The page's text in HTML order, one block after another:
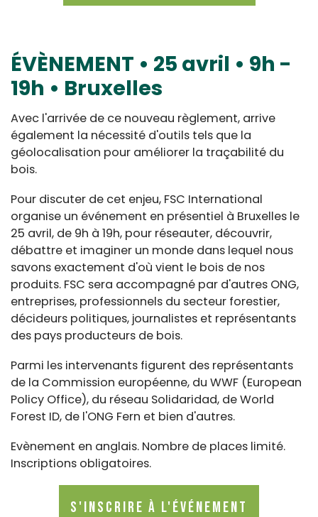
ÉVÈNEMENT • 25 avril • 9h -
19h • Bruxelles
Avec l'arrivée de ce nouveau règlement, arrive
également la nécessité d'outils tels que la
géolocalisation pour améliorer la traçabilité du
bois.
Pour discuter de cet enjeu, FSC International
organise un événement en présentiel à Bruxelles le
25 avril, de 9h à 19h, pour réseauter, découvrir,
débattre et imaginer un monde dans lequel nous
savons exactement d'où vient le bois de nos
produits. FSC sera accompagné par d'autres ONG,
entreprises, professionnels du secteur forestier,
décideurs politiques, journalistes et représentants
des pays producteurs de bois.
Parmi les intervenants figurent des représentants
de la Commission européenne, du WWF (European
Policy Office), du réseau Solidaridad, de World
Forest ID, de l'ONG Fern et bien d'autres.
Evènement en anglais. Nombre de places limité.
Inscriptions obligatoires.
S'inscrire à l'événement